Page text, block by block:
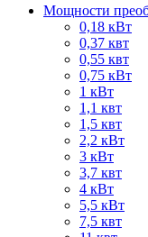
Мощности
0,18 кВт
0,37 квт
0,55 квт
0,75 кВт
1 кВт
1,1 квт
1,5 квт
2,2 кВт
3 кВт
3,7 квт
4 кВт
5,5 кВт
7,5 квт